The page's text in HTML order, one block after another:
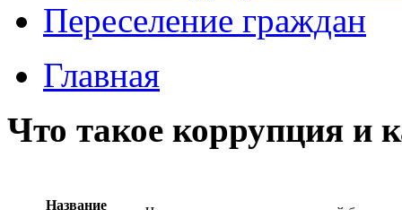
Переселение граждан
Главная
Что такое коррупция и
Название